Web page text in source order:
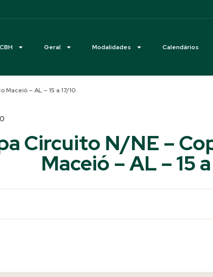
CBH Geral Modalidades Calendários
Maceió – AL – 15 a 17/10
Circuito N/NE –
Maceió – AL – 15